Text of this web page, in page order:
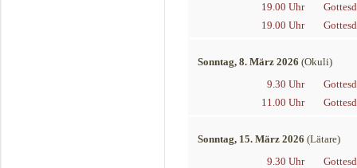
19.00 Uhr
19.00 Uhr
Sonntag, 8. März 2026 (Okuli)
9.30 Uhr
11.00 Uhr
Sonntag, 15. März 2026 (Lätare)
9.30 Uhr